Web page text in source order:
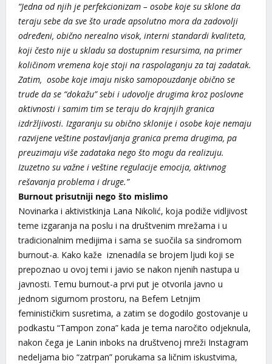
“Jedna od njih je perfekcionizam – osobe koje su sklone da
teraju sebe da sve što urade apsolutno mora da zadovolji
određeni, obično nerealno visok, interni standardi kvaliteta,
koji često nije u skladu sa dostupnim resursima, na primer
količinom vremena koje stoji na raspolaganju za taj zadatak.
Zatim, osobe koje imaju nisko samopouzdanje obično se
trude da se “dokažu” sebi i udovolje drugima kroz poslovne
aktivnosti i samim tim se teraju do krajnjih granica
izdržljivosti. Izgaranju su obično sklonije i osobe koje nemaju
razvijene veštine postavljanja granica prema drugima, pa
preuzimaju više zadataka nego što mogu da realizuju.
Izuzetno su važne i veštine regulacije emocija, aktivnog
rešavanja problema i druge.”
Burnout prisutniji nego što mislimo
Novinarka i aktivistkinja Lana Nikolić, koja podiže vidljivost
teme izgaranja na poslu i na društvenim mrežama i u
tradicionalnim medijima i sama se suočila sa sindromom
burnout-a. Kako kaže iznenadila se brojem ljudi koji se
prepoznao u ovoj temi i javio se nakon njenih nastupa u
javnosti. Temu burnout-a prvi put je otvorila javno u
jednom sigurnom prostoru, na Befem Letnjim
feminističkim susretima, a zatim se dogodilo gostovanje u
podkastu “Tampon zona” kada je tema naročito odjeknula,
nakon čega je Lanin inboks na društvenoj mreži Instagram
nedeljama bio “zatrpan” porukama sa ličnim iskustvima,